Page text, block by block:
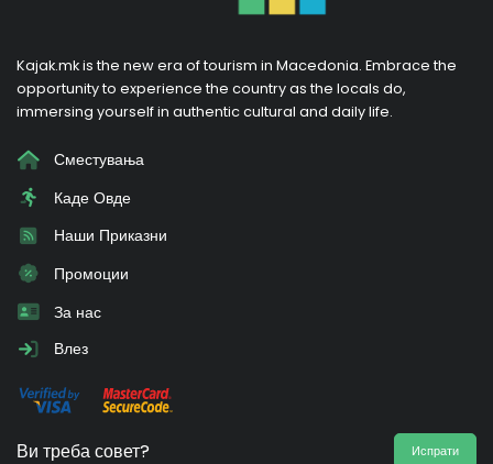
Kajak.mk is the new era of tourism in Macedonia. Embrace the
opportunity to experience the country as the locals do,
immersing yourself in authentic cultural and daily life.
Сместувања
Каде Овде
Наши Приказни
Промоции
За нас
Влез
Ви треба совет? Испрати